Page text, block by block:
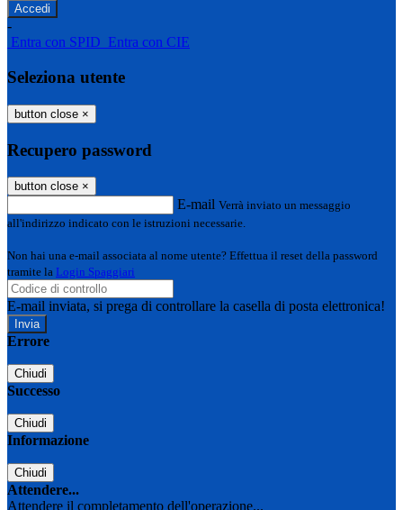
-
Entra con SPID Entra con CIE
Seleziona utente
button close ×
Recupero password
button close ×
E-mail Verrà inviato un messaggio
all'indirizzo indicato con le istruzioni necessarie.
Non hai una e-mail associata al nome utente? Effettua il reset della password
tramite la Login Spaggiari
E-mail inviata, si prega di controllare la casella di posta elettronica!
Errore
Chiudi
Successo
Chiudi
Informazione
Chiudi
Attendere...
Attendere il completamento dell'operazione...